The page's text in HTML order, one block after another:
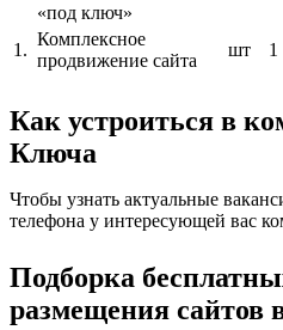
«под ключ»
1.
Комплексное
продвижение сайта
шт 1
Как устроиться в
Ключа
Чтобы узнать актуальные
телефона у интересующей вас
Подборка
размещения